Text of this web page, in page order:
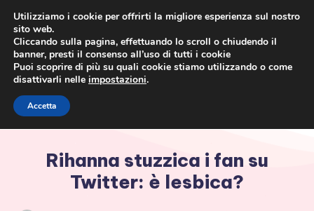
Rihanna stuzzica i fan su
Twitter: è lesbica?
Utilizziamo i cookie per offrirti la migliore esperienza sul nostro
sito web.
Cliccando sulla pagina, effettuando lo scroll o chiudendo il
banner, presti il consenso all’uso di tutti i cookie
Puoi scoprire di più su quali cookie stiamo utilizzando o come
disattivarli nelle impostazioni.
Accetta